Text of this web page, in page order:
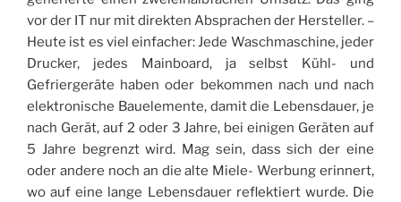
vor der IT nur mit direkten Absprachen der Hersteller. –
Heute ist es viel einfacher: Jede Waschmaschine, jeder
Drucker, jedes Mainboard, ja selbst Kühl- und
Gefriergeräte haben oder bekommen nach und nach
elektronische Bauelemente, damit die Lebensdauer, je
nach Gerät, auf 2 oder 3 Jahre, bei einigen Geräten auf
5 Jahre begrenzt wird. Mag sein, dass sich der eine
oder andere noch an die alte Miele- Werbung erinnert,
wo auf eine lange Lebensdauer reflektiert wurde. Die